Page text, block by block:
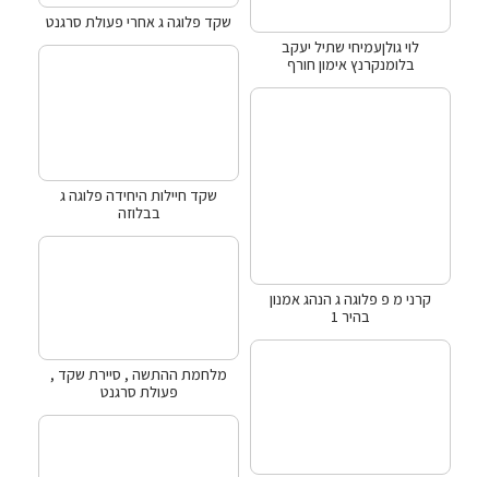
לוי גולןעמיחי שתיל יעקב
בלומנקרנץ אימון חורף
קרני מ פ פלוגה ג הנהג אמנון
בהיר 1
שקד פלוגה ג אחרי פעולת סרגנט
שקד חיילות היחידה פלוגה ג
בבלוזה
מלחמת ההתשה , סיירת שקד ,
פעולת סרגנט